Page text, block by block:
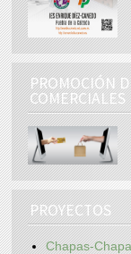
PROMOCIÓN
COMERCIALES
PROYECTOS
Chapas-